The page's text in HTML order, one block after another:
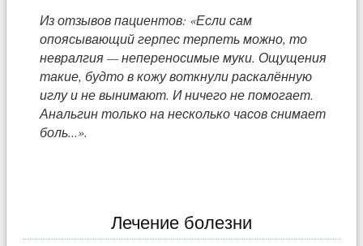
Из отзывов пациентов: «Если сам
опоясывающий герпес терпеть можно, то
невралгия — непереносимые муки. Ощущения
такие, будто в кожу воткнули раскалённую
иглу и не вынимают. И ничего не помогает.
Анальгин только на несколько часов снимает
боль...».
Лечение болезни